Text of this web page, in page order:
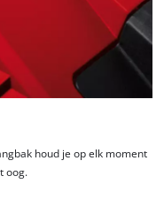
houd je op elk moment
oog.